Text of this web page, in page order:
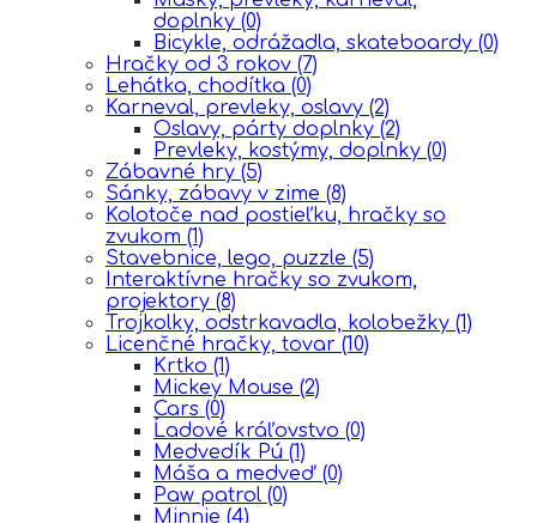
doplnky (0)
Bicykle, odrážadla, skateboardy (0)
Hračky od 3 rokov (7)
Lehátka, chodítka (0)
Karneval, prevleky, oslavy (2)
Oslavy, párty doplnky (2)
Prevleky, kostýmy, doplnky (0)
Zábavné hry (5)
Sánky, zábavy v zime (8)
Kolotoče nad postieľku, hračky so
zvukom (1)
Stavebnice, lego, puzzle (5)
Interaktívne hračky so zvukom,
projektory (8)
Trojkolky, odstrkavadla, kolobežky (1)
Licenčné hračky, tovar (10)
Krtko (1)
Mickey Mouse (2)
Cars (0)
Ĺadové kráľovstvo (0)
Medvedík Pú (1)
Máša a medveď (0)
Paw patrol (0)
Minnie (4)